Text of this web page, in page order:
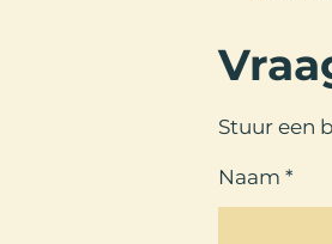
Stuur een
Naam *